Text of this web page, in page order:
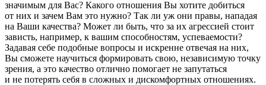
значимым для Вас? Какого отношения Вы хотите добиться
от них и зачем Вам это нужно? Так ли уж они правы, нападая
на Ваши качества? Может ли быть, что за их агрессией стоит
зависть, например, к вашим способностям, успеваемости?
Задавая себе подобные вопросы и искренне отвечая на них,
Вы сможете научиться формировать свою, независимую точку
зрения, а это качество отлично помогает не запутаться
и не потерять себя в сложных и дискомфортных отношениях.